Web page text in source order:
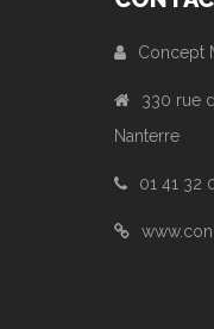
Concept
330 rue
Nanterre
01 41 32